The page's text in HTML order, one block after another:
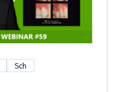
Sch